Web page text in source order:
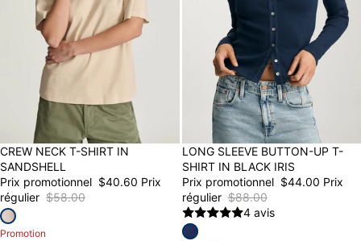
30% OFF
CREW NECK T-SHIRT IN
SANDSHELL
Prix promotionnel $40.60 Prix
régulier $58.00
Promotion
50% OFF
LONG SLEEVE BUTTON-UP T-
SHIRT IN BLACK IRIS
Prix promotionnel $44.00 Prix
régulier $88.00
4 avis